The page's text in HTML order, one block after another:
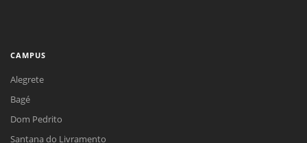
CAMPUS
Alegrete
Bagé
Dom Pedrito
Santana do Livramento